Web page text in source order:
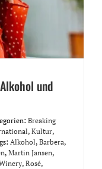
und
Breaking
, Kultur,
Alkohol, Barbera,
, Martin Jansen,
, Rosé,